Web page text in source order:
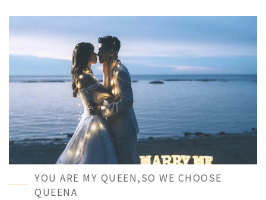
YOU ARE MY QUEEN,SO WE CHOOSE
QUEENA